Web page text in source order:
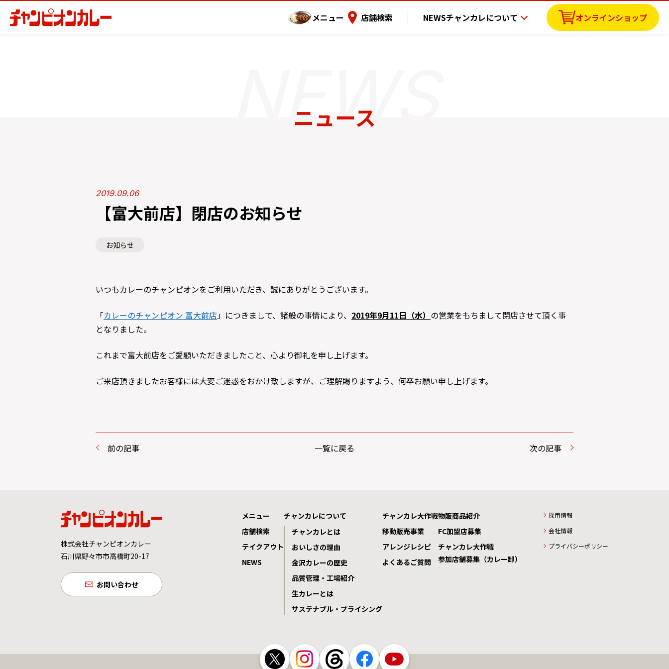
メニュー 店舗検索 NEWSチャンカレについて オンラインショップ
ニュース
2019.09.06
【富大前店】閉店のお知らせ
お知らせ
いつもカレーのチャンピオンをご利用いただき、誠にありがとうございます。
「カレーのチャンピオン 富大前店」につきまして、諸般の事情により、 2019年9月11日（水） の営業をもちまして閉店させて頂く事
となりました。
これまで富大前店をご愛顧いただきましたこと、心より御礼を申し上げます。
ご来店頂きましたお客様には大変ご迷惑をおかけ致しますが、ご理解賜りますよう、何卒お願い申し上げます。
前の記事 一覧に戻る 次の記事
株式会社チャンピオンカレー
石川県野々市市高橋町20-17
お問い合わせ
メニュー
店舗検索
テイクアウト
NEWS
チャンカレについて
チャンカレとは
おいしさの理由
金沢カレーの歴史
品質管理・工場紹介
生カレーとは
サステナブル・プライシング
チャンカレ大作戦
移動販売事業
アレンジレシピ
よくあるご質問
物販商品紹介
FC加盟店募集
チャンカレ大作戦
参加店舗募集（カレー卸）
採用情報
会社情報
プライバシーポリシー